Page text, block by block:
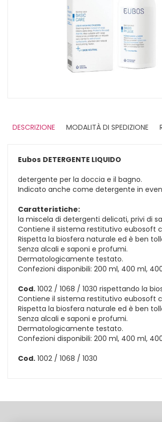
DESCRIZIONE
MODALITÀ DI SPEDIZIONE
Eubos DETERGENTE LIQUIDO
detergente per la doccia e il bagno.
Indicato anche come detergente in
Caratteristiche:
la miscela di detergenti delicati, privi di
Contiene il sistema restitutivo eubosoft
Rispetta la biosfera naturale ed è ben
Senza alcali e saponi e profumi.
Dermatologicamente testato.
Confezioni disponibili: 200 ml, 400 ml,
Cod. 1002 / 1068 / 1030 rispettando la
Contiene il sistema restitutivo eubosoft
Rispetta la biosfera naturale ed è ben
Senza alcali e saponi e profumi.
Dermatologicamente testato.
Confezioni disponibili: 200 ml, 400 ml,
Cod. 1002 / 1068 / 1030